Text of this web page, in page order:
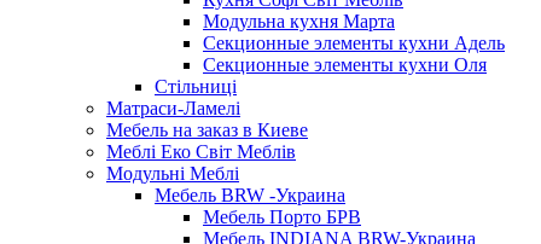
Модульна кухня Марта
Секционные элементы кухни Адель
Секционные элементы кухни Оля
Стільниці
Матраси-Ламелі
Мебель на заказ в Киеве
Меблі Еко Світ Меблів
Модульні Меблі
Мебель BRW -Украина
Мебель Порто БРВ
Мебель INDIANA BRW-Украина